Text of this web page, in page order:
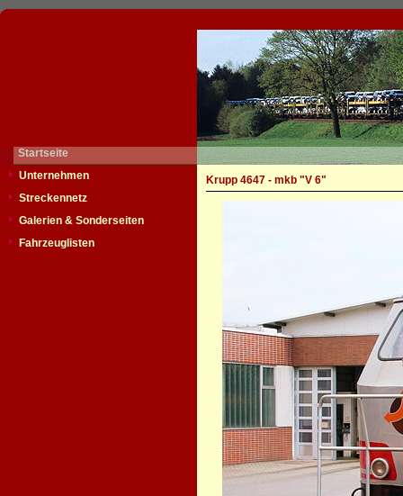
Startseite
Unternehmen
Streckennetz
Galerien & Sonderseiten
Fahrzeuglisten
Krupp 4647 - mkb "V 6"